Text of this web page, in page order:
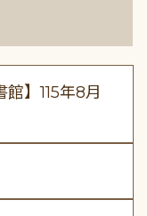
館】115年8月